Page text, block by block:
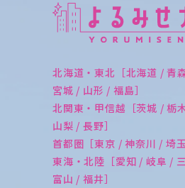
北海道・東北［北海道 / 青
宮城 / 山形 / 福島］
北関東・甲信越［茨城 / 栃
山梨 / 長野］
首都圏［東京 / 神奈川 / 埼玉
東海・北陸［愛知 / 岐阜 /
富山 / 福井］